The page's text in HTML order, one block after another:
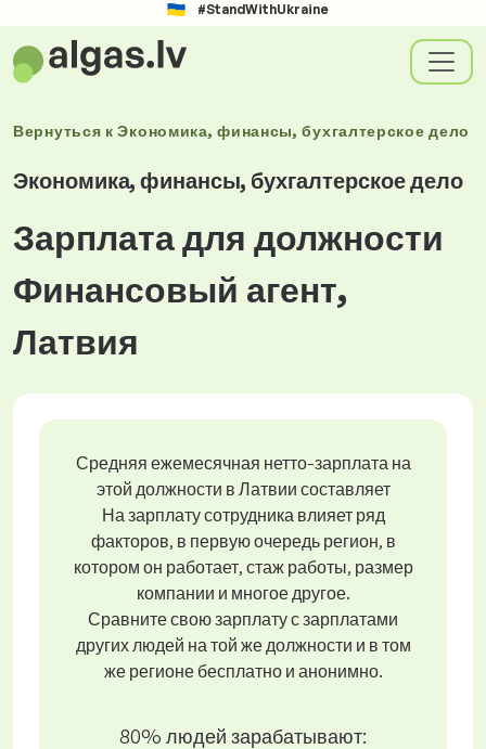
#StandWithUkraine
Вернуться кЭкономика, финансы, бухгалтерское дело
Экономика, финансы, бухгалтерское дело
Зарплата для должности
Финансовый агент,
Латвия
Средняя ежемесячная нетто-зарплата на
этой должности в Латвии составляет
На зарплату сотрудника влияет ряд
факторов, в первую очередь регион, в
котором он работает, стаж работы, размер
компании и многое другое.
Сравните свою зарплату с зарплатами
других людей на той же должности и в том
же регионе бесплатно и анонимно.
80% людей зарабатывают: